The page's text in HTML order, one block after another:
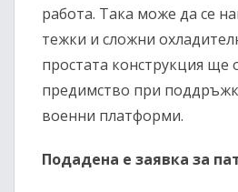
работа. Така може да се
тежки и сложни
простата конструкция ще
предимство при
военни платформи.
Подадена е заявка за